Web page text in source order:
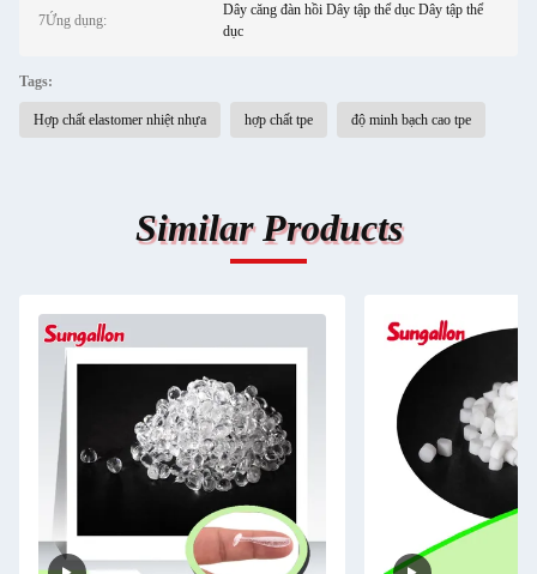
7Ứng dụng:
Dây căng đàn hồi Dây tập thể dục Dây tập thể
dục
Tags:
Hợp chất elastomer nhiệt nhựa hợp chất tpe độ minh bạch cao tpe
Similar Products